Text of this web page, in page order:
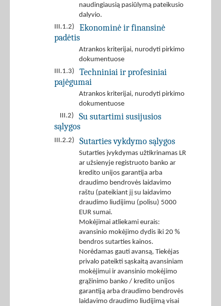
naudingiausią pasiūlymą pateikusio
dalyvio.
III.1.2)
Ekonominė ir finansinė
padėtis
Atrankos kriterijai, nurodyti pirkimo
dokumentuose
III.1.3)
Techniniai ir profesiniai
pajėgumai
Atrankos kriterijai, nurodyti pirkimo
dokumentuose
III.2)
Su sutartimi susijusios
sąlygos
III.2.2) Sutarties vykdymo sąlygos
Sutarties įvykdymas užtikrinamas LR
ar užsienyje registruoto banko ar
kredito unijos garantija arba
draudimo bendrovės laidavimo
raštu (pateikiant jį su laidavimo
draudimo liudijimu (polisu) 5000
EUR sumai.
Mokėjimai atliekami eurais:
avansinio mokėjimo dydis iki 20 %
bendros sutarties kainos.
Norėdamas gauti avansą, Tiekėjas
privalo pateikti sąskaitą avansiniam
mokėjimui ir avansinio mokėjimo
grąžinimo banko / kredito unijos
garantiją arba draudimo bendrovės
laidavimo draudimo liudijimą visai